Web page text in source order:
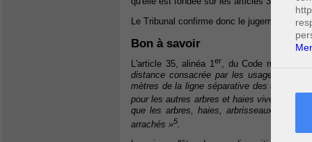
Le Tribunal confirme donc le jugement du
Bon à savoir
L'article 35, alinéa 1er, du Code rural
distance consacrée par les usages
mètres de la ligne séparative des deux
pour les autres arbres et haies vives »
À
que les arbres, haies, arbrisseaux et
arrachés »5